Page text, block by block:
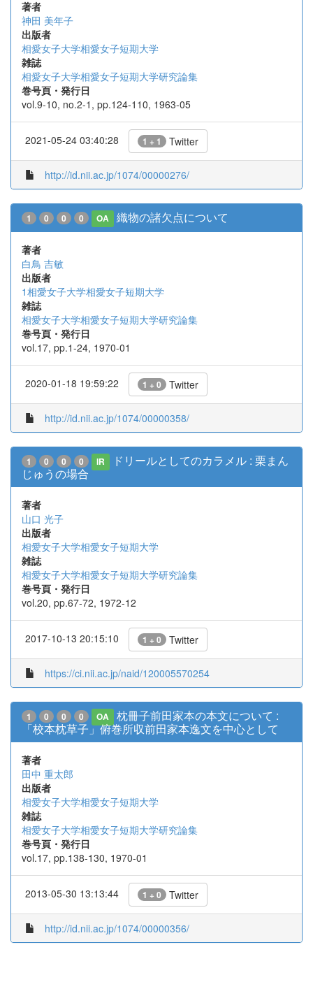
著者
神田 美年子
出版者
相愛女子大学相愛女子短期大学
雑誌
相愛女子大学相愛女子短期大学研究論集
巻号頁・発行日
vol.9-10, no.2-1, pp.124-110, 1963-05
2021-05-24 03:40:28 1 + 1 Twitter
http://id.nii.ac.jp/1074/00000276/
1 0 0 0 OA 織物の諸欠点について
著者
白鳥 吉敏
出版者
1相愛女子大学相愛女子短期大学
雑誌
相愛女子大学相愛女子短期大学研究論集
巻号頁・発行日
vol.17, pp.1-24, 1970-01
2020-01-18 19:59:22 1 + 0 Twitter
http://id.nii.ac.jp/1074/00000358/
1 0 0 0 IR
ドリールとしてのカラメル : 栗まん
じゅうの場合
著者
山口 光子
出版者
相愛女子大学相愛女子短期大学
雑誌
相愛女子大学相愛女子短期大学研究論集
巻号頁・発行日
vol.20, pp.67-72, 1972-12
2017-10-13 20:15:10 1 + 0 Twitter
https://ci.nii.ac.jp/naid/120005570254
1 0 0 0 OA
枕冊子前田家本の本文について :
「校本枕草子」俯巻所収前田家本逸文を中心として
著者
田中 重太郎
出版者
相愛女子大学相愛女子短期大学
雑誌
相愛女子大学相愛女子短期大学研究論集
巻号頁・発行日
vol.17, pp.138-130, 1970-01
2013-05-30 13:13:44 1 + 0 Twitter
http://id.nii.ac.jp/1074/00000356/